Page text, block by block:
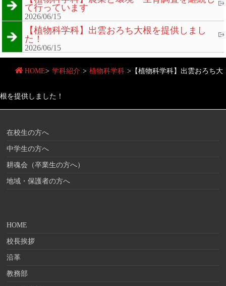
て行っています
2026/06/15
【植物科学科】出雲おろち大根を提供しまし
た！
2026/06/15
HOME> 学科紹介 > 植物科学科 > 【植物科学科】出雲おろち大
根を提供しました！
在校生の方へ
中学生の方へ
耕魂会（卒業生の方へ）
地域・保護者の方へ
HOME
校長挨拶
沿革
教務部